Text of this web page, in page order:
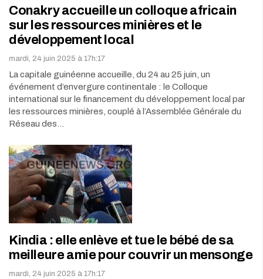
Conakry accueille un colloque africain
sur les ressources minières et le
développement local
mardi, 24 juin 2025 à 17h:17
La capitale guinéenne accueille, du 24 au 25 juin, un
événement d’envergure continentale : le Colloque
international sur le financement du développement local par
les ressources minières, couplé à l’Assemblée Générale du
Réseau des…
Kindia : elle enlève et tue le bébé de sa
meilleure amie pour couvrir un mensonge
mardi, 24 juin 2025 à 17h:17